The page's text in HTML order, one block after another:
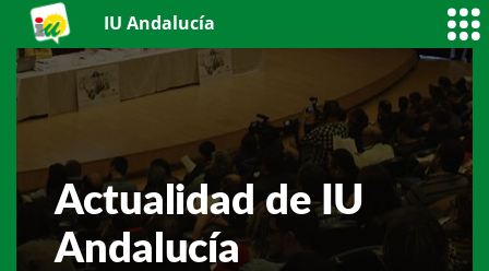
IU Andalucía
Actualidad de IU
Andalucía